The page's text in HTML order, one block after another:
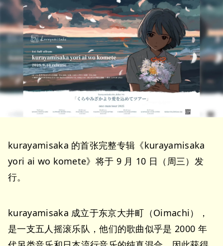
kurayamisaka 的首张完整专辑《kurayamisaka
yori ai wo komete》将于 9 月 10 日（周三）发
行。
kurayamisaka 成立于东京大井町（Oimachi），
是一支五人摇滚乐队，他们的歌曲似乎是 2000 年